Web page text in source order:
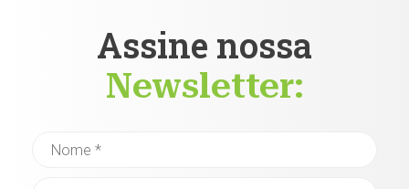
Assine nossa
Newsletter: